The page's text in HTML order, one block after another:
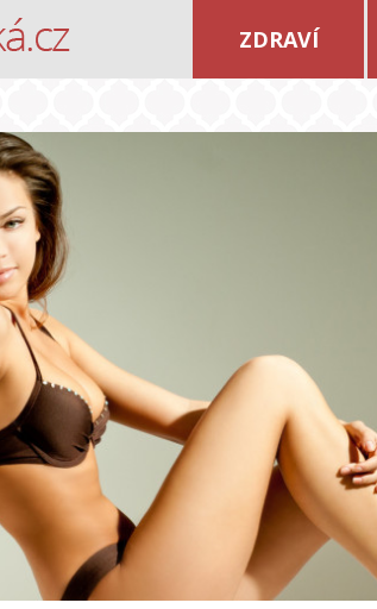
ZDRAVÍ